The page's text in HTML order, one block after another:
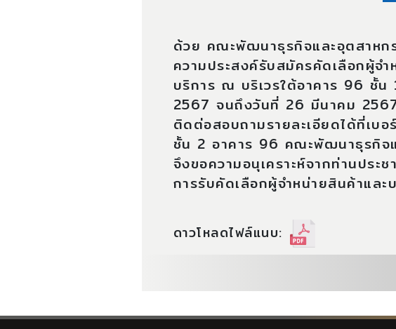
ด้วย คณะพัฒนาธุรกิจและอุตสาหก
ความประสงค์รับสมัครคัดเลือกผู้จ
บริการ ณ บริเวรใต้อาคาร 96 ชั้
2567 จนถึงวันที่ 26 มีนาคม
ติดต่อสอบถามรายละเอียดได้ที่เ
ชั้น 2 อาคาร 96 คณะพัฒนาธุรกิจ
จึงขอความอนุเคราะห์จากท่านปร
การรับคัดเลือกผู้จำหน่ายสินค้าแล
ดาวโหลดไฟล์แนบ: